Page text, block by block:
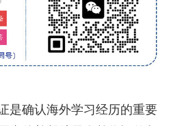
确认海外学习经历的重要